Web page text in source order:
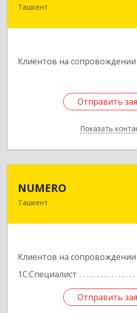
Ташкент
Клиентов на сопровождении
Отправить
Показать
Узбекистан, г.Ташкент,
Отправить
Назад
NUMERO
Ташкент
Клиентов на сопровождении
1С:Специалист
Отправить
УЗБЕКИСТАН , г. Ташкент,
Отправить